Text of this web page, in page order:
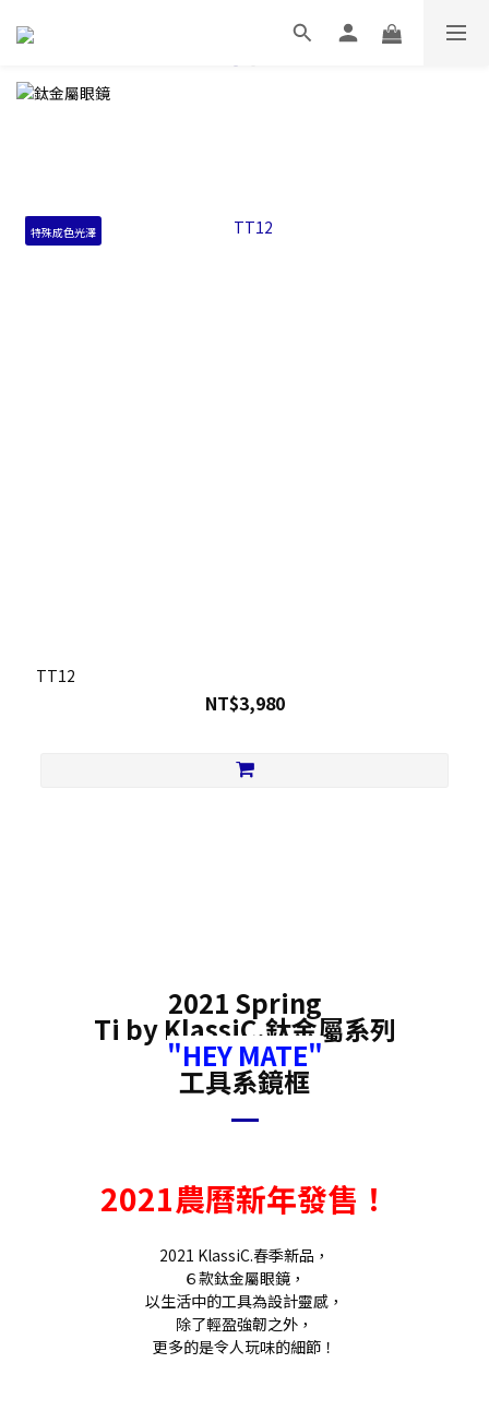
特殊成色光澤
TT12
NT$3,980
2021 Spring
Ti by KlassiC.鈦金屬系列
"HEY MATE"
工具系鏡框
2021農曆新年發售！
2021 KlassiC.春季新品，
６款鈦金屬眼鏡，
以生活中的工具為設計靈感，
除了輕盈強韌之外，
更多的是令人玩味的細節！